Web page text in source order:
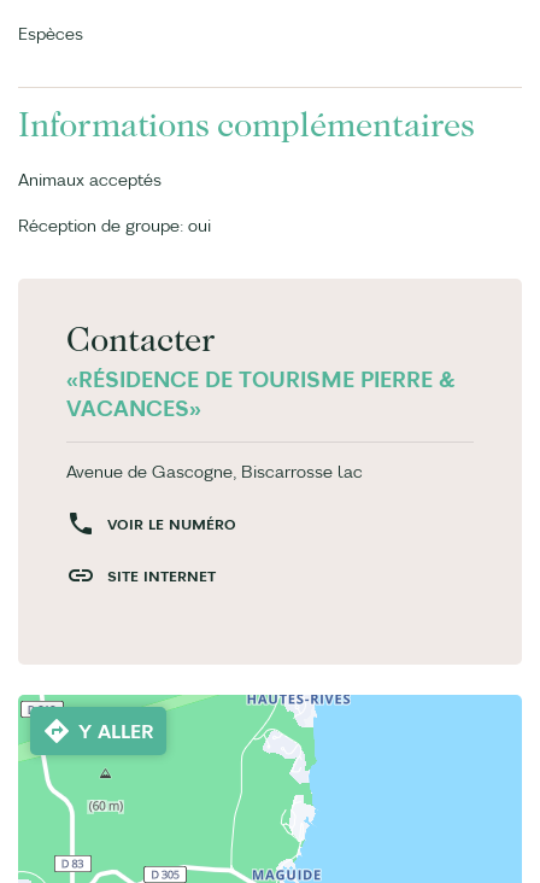
Espèces
Informations complémentaires
Animaux acceptés
Réception de groupe: oui
Contacter
«RÉSIDENCE DE TOURISME PIERRE &
VACANCES»
Avenue de Gascogne, Biscarrosse lac
VOIR LE NUMÉRO
SITE INTERNET
Y ALLER